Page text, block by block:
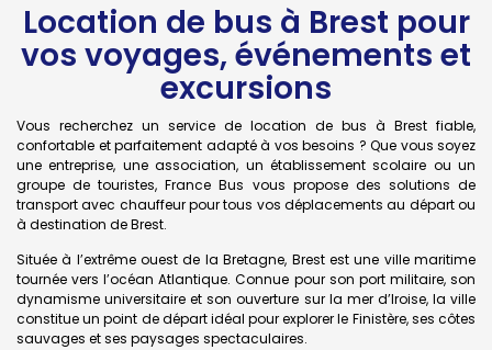
Location de bus à Brest pour
vos voyages, événements et
excursions
Vous recherchez un service de location de bus à Brest fiable,
confortable et parfaitement adapté à vos besoins ? Que vous soyez
une entreprise, une association, un établissement scolaire ou un
groupe de touristes, France Bus vous propose des solutions de
transport avec chauffeur pour tous vos déplacements au départ ou
à destination de Brest.
Située à l’extrême ouest de la Bretagne, Brest est une ville maritime
tournée vers l’océan Atlantique. Connue pour son port militaire, son
dynamisme universitaire et son ouverture sur la mer d’Iroise, la ville
constitue un point de départ idéal pour explorer le Finistère, ses côtes
sauvages et ses paysages spectaculaires.